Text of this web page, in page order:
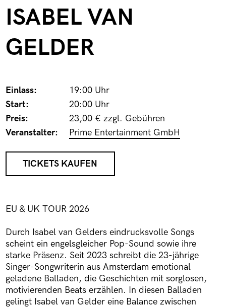
ISABEL VAN
GELDER
Einlass:
19:00 Uhr
Start:
20:00 Uhr
Preis:
23,00 € zzgl. Gebühren
Veranstalter:
Prime Entertainment GmbH
TICKETS KAUFEN
EU & UK TOUR 2026
Durch Isabel van Gelders eindrucksvolle Songs
scheint ein engelsgleicher Pop-Sound sowie ihre
starke Präsenz. Seit 2023 schreibt die 23-jährige
Singer-Songwriterin aus Amsterdam emotional
geladene Balladen, die Geschichten mit sorglosen,
motivierenden Beats erzählen. In diesen Balladen
gelingt Isabel van Gelder eine Balance zwischen